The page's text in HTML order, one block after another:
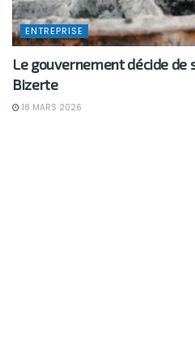
ENTREPRISE
Le gouvernement décide de
Bizerte
18 MARS 2026